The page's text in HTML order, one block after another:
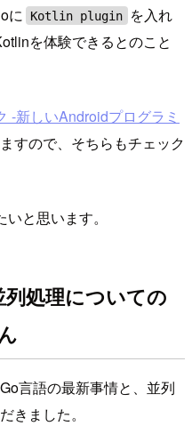
に
Kotlin plugin
を入れ
を体験できるとのこと
-新しいAndroidプログラミ
すので、そちらもチェック
と思います。
処理についての
言語の最新事情と、並列
きました。